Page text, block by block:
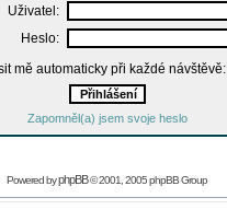
Uživatel:
Heslo:
mě automaticky při každé návštěvě:
Zapomněl(a) jsem svoje heslo
Powered byphpBB© 2001, 2005 phpBB Group